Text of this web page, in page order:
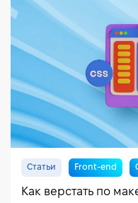
Статьи Front-end
Как верстать по